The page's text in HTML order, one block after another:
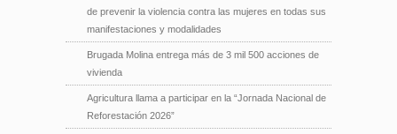
de prevenir la violencia contra las mujeres en todas sus
manifestaciones y modalidades
Brugada Molina entrega más de 3 mil 500 acciones de
vivienda
Agricultura llama a participar en la “Jornada Nacional de
Reforestación 2026”